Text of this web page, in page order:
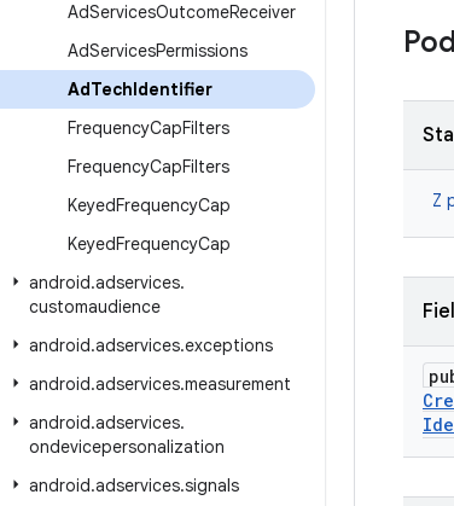
AdServicesOutcomeReceiver
AdServicesPermissions
AdTechIdentifier
FrequencyCapFilters
FrequencyCapFilters
KeyedFrequencyCap
KeyedFrequencyCap
android.adservices.
customaudience
android.adservices.exceptions
android.adservices.measurement
android.adservices.
ondevicepersonalization
android.adservices.signals
Z